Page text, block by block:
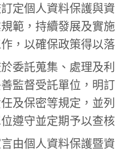
定個人資料保護與
範，持續發展及實
，以確保政策得以落
委託蒐集、處理及
監督受託單位，明
及保密等規定，並
遵守並定期予以查核
由個人資料保護暨